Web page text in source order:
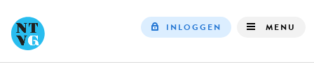
INLOGGEN MENU